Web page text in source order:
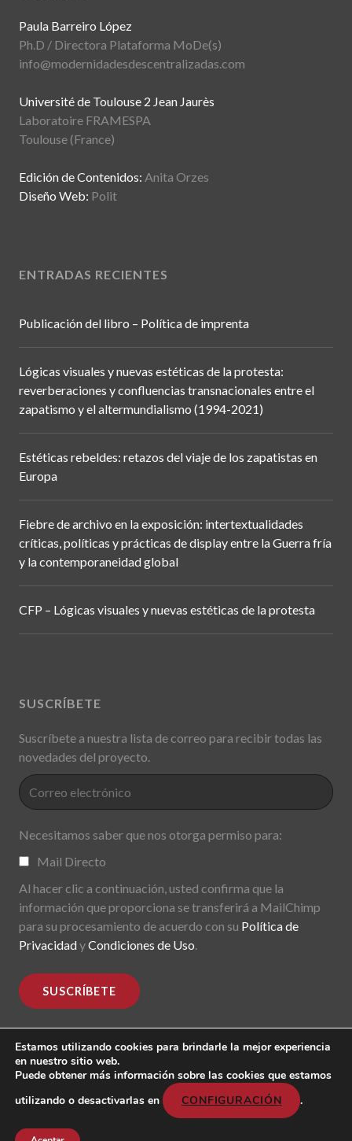
Paula Barreiro López
Ph.D / Directora Plataforma MoDe(s)
info@modernidadesdescentralizadas.com
Université de Toulouse 2 Jean Jaurès
Laboratoire FRAMESPA
Toulouse (France)
Edición de Contenidos: Anita Orzes
Diseño Web: Polit
ENTRADAS RECIENTES
Publicación del libro – Política de imprenta
Lógicas visuales y nuevas estéticas de la protesta:
reverberaciones y confluencias transnacionales entre el
zapatismo y el altermundialismo (1994-2021)
Estéticas rebeldes: retazos del viaje de los zapatistas en
Europa
Fiebre de archivo en la exposición: intertextualidades
críticas, políticas y prácticas de display entre la Guerra fría
y la contemporaneidad global
CFP – Lógicas visuales y nuevas estéticas de la protesta
SUSCRÍBETE
Suscríbete a nuestra lista de correo para recibir todas las
novedades del proyecto.
Necesitamos saber que nos otorga permiso para:
Mail Directo
Al hacer clic a continuación, usted confirma que la
información que proporciona se transferirá a MailChimp
para su procesamiento de acuerdo con su Política de
PrivacidadyCondiciones de Uso.
MoDe(s). Modernidade(s) Descentralizada(s). 2015-2017.
All rights reserved
Header image: "Mark Lombardi, George W. Bush, Harken
Energy, Jackson Stephens. 5th version; 1999".
Estamos utilizando cookies para brindarle la mejor experiencia
en nuestro sitio web.
Puede obtener más información sobre las cookies que estamos
utilizando o desactivarlas en
CONFIGURACIÓN .